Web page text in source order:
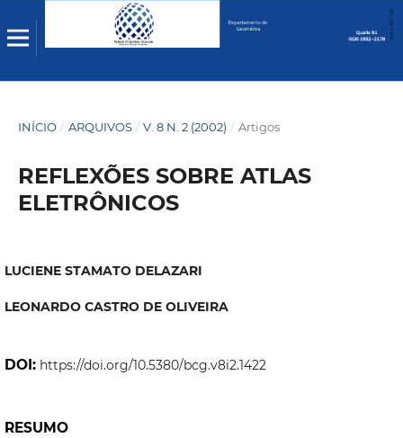
INÍCIO / ARQUIVOS / V. 8 N. 2 (2002) / Artigos
REFLEXÕES SOBRE ATLAS
ELETRÔNICOS
LUCIENE STAMATO DELAZARI
LEONARDO CASTRO DE OLIVEIRA
DOI: https://doi.org/10.5380/bcg.v8i2.1422
RESUMO